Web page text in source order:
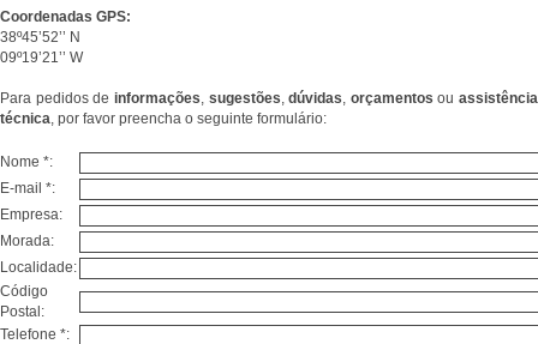
Coordenadas GPS:
38º45’52’’ N
09º19’21’’ W
Para pedidos de informações, sugestões,dúvidas, orçamentos ou assistência
técnica, por favor preencha o seguinte formulário:
Nome *:
E-mail *:
Empresa:
Morada:
Localidade:
Código
Postal:
Telefone *: